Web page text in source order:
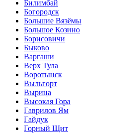
Билимбай
Богородск
Большие Вязёмы
Большое Козино
Борисовичи
Быково
Варгаши
Верх Тула
Воротынск
Выльгорт
Вырица
Высокая Гора
Гаврилов Ям
Гайдук
Горный Щит